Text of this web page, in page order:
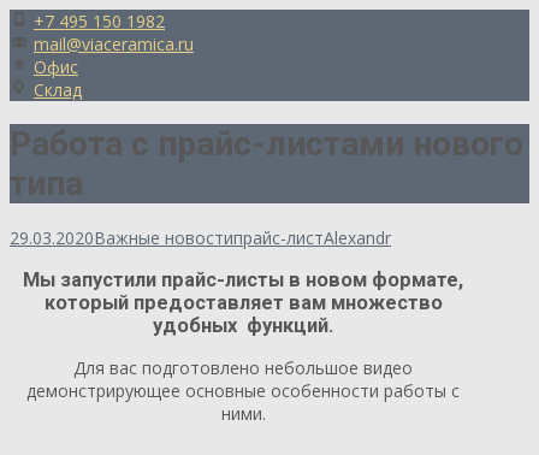
+7 495 150 1982
mail@viaceramica.ru
Офис
Склад
Работа с прайс-листами нового
типа
29.03.2020Важные новостипрайс-листAlexandr
Мы запустили прайс-листы в новом формате,
который предоставляет вам множество
удобных функций.
Для вас подготовлено небольшое видео
демонстрирующее основные особенности работы с
ними.